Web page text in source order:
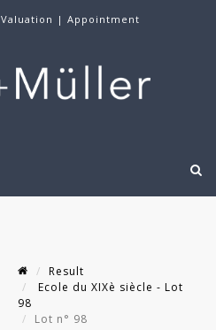
Valuation | Appointment
Result
Ecole du XIXè siècle - Lot
98
Lot n° 98